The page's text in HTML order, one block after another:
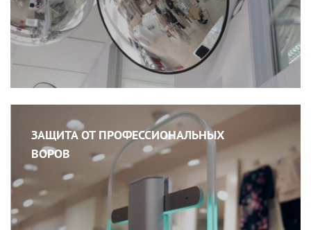
ЗАЩИТА ОТ ПРОФЕССИОНАЛЬНЫХ
ВОРОВ